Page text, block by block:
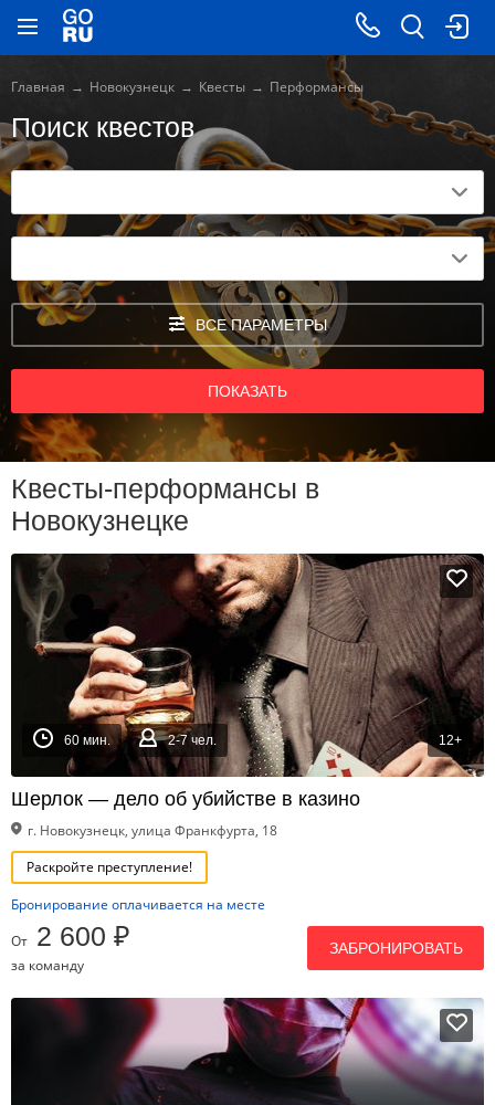
Главная Новокузнецк Квесты Перформансы
Поиск квестов
ВСЕ ПАРАМЕТРЫ
ПОКАЗАТЬ
Квесты-перформансы в
Новокузнецке
60 мин. 2-7 чел. 12+
Шерлок — дело об убийстве в казино
г. Новокузнецк, улица Франкфурта, 18
Раскройте преступление!
Бронирование оплачивается на месте
От 2 600 ₽
за команду
ЗАБРОНИРОВАТЬ